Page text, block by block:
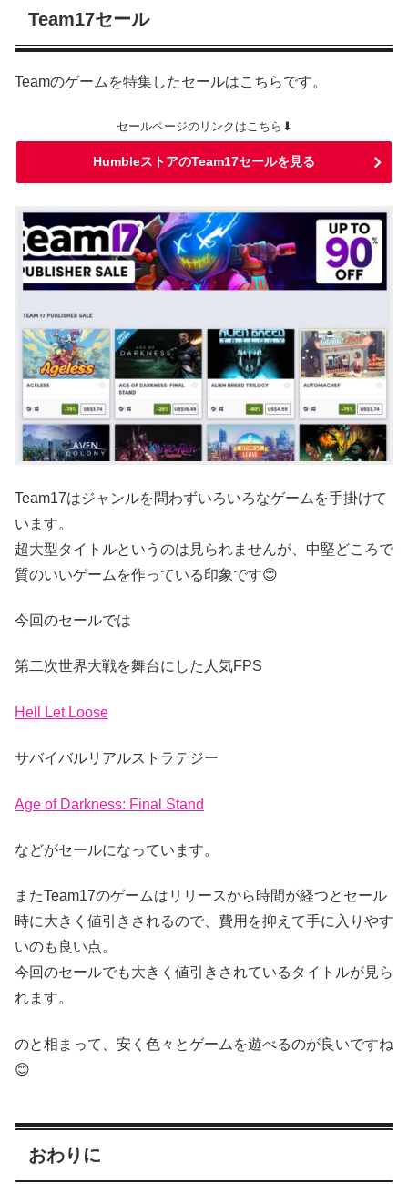
Team17セール
Teamのゲームを特集したセールはこちらです。
セールページのリンクはこちら⬇
HumbleストアのTeam17セールを見る
Team17はジャンルを問わずいろいろなゲームを手掛けて
います。
超大型タイトルというのは見られませんが、中堅どころで
質のいいゲームを作っている印象です😊
今回のセールでは
第二次世界大戦を舞台にした人気FPS
Hell Let Loose
サバイバルリアルストラテジー
Age of Darkness: Final Stand
などがセールになっています。
またTeam17のゲームはリリースから時間が経つとセール
時に大きく値引きされるので、費用を抑えて手に入りやす
いのも良い点。
今回のセールでも大きく値引きされているタイトルが見ら
れます。
のと相まって、安く色々とゲームを遊べるのが良いですね
😊
おわりに